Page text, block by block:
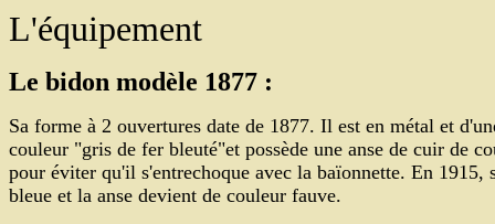
L'équipement
Le bidon modèle 1877 :
Sa forme à 2 ouvertures date de 1877. Il est en métal et
couleur "gris de fer bleuté"et possède une anse de cuir de
pour éviter qu'il s'entrechoque avec la baïonnette. En
bleue et la anse devient de couleur fauve.